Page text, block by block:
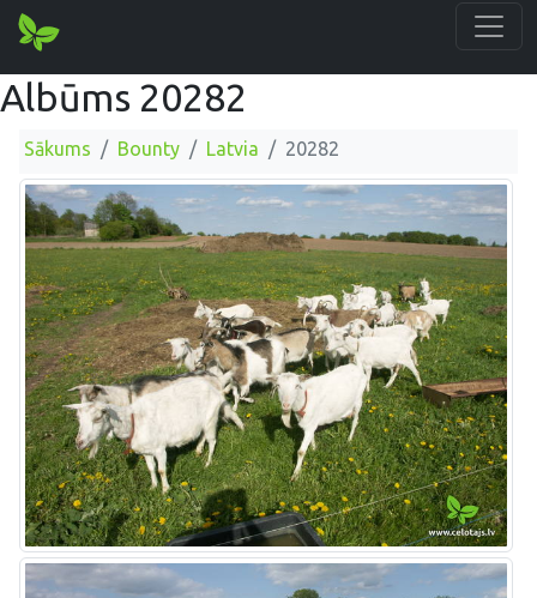
Albūms 20282
Sākums Bounty Latvia 20282